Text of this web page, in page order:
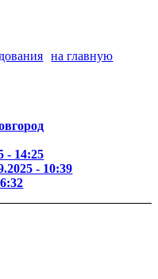
на главную
- 14:25
- 10:39